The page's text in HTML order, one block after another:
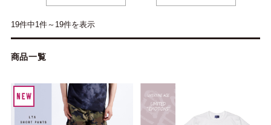
19件中1件～19件を表示
商品一覧